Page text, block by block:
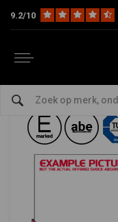
9.2/10
Model Specifiek
MZ366-395TRL-